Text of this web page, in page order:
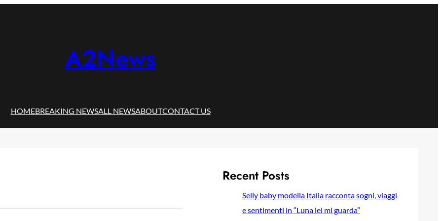
A2News
HOMEBREAKING NEWSALL NEWSABOUTCONTACT US
Recent Posts
Selly baby modella Italia racconta sogni, viaggi
e sentimenti in “Luna lei mi guarda”